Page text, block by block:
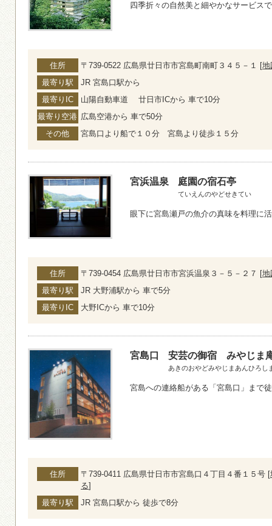
四季折々の自然美と細やかなサービス
住所 〒739-0522 広島県廿日市市宮島町南町３４５－１ [地
最寄り駅
JR 宮島口駅から
最寄りIC
山陽自動車道 廿日市ICから 車で10分
最寄り空港 広島空港から 車で50分
その他
宮島口より船で１０分 宮島より徒歩１５分
宮浜温泉 庭園の宿石亭
ていえんのやどせきてい
眼下に宮島瀬戸の魚介の真味を料理に
住所 〒739-0454 広島県廿日市市宮浜温泉３－５－２７ [地
最寄り駅
JR 大野浦駅から 車で5分
最寄りIC
大野ICから 車で10分
宮島口 安芸の御宿 みやじま
あきのおやどみやじまあんひろし
宮島への連絡船がある「宮島口」まで
住所 〒739-0411 広島県廿日市市宮島口４丁目４番１５号 [
る]
最寄り駅
JR 宮島口駅から 徒歩で8分